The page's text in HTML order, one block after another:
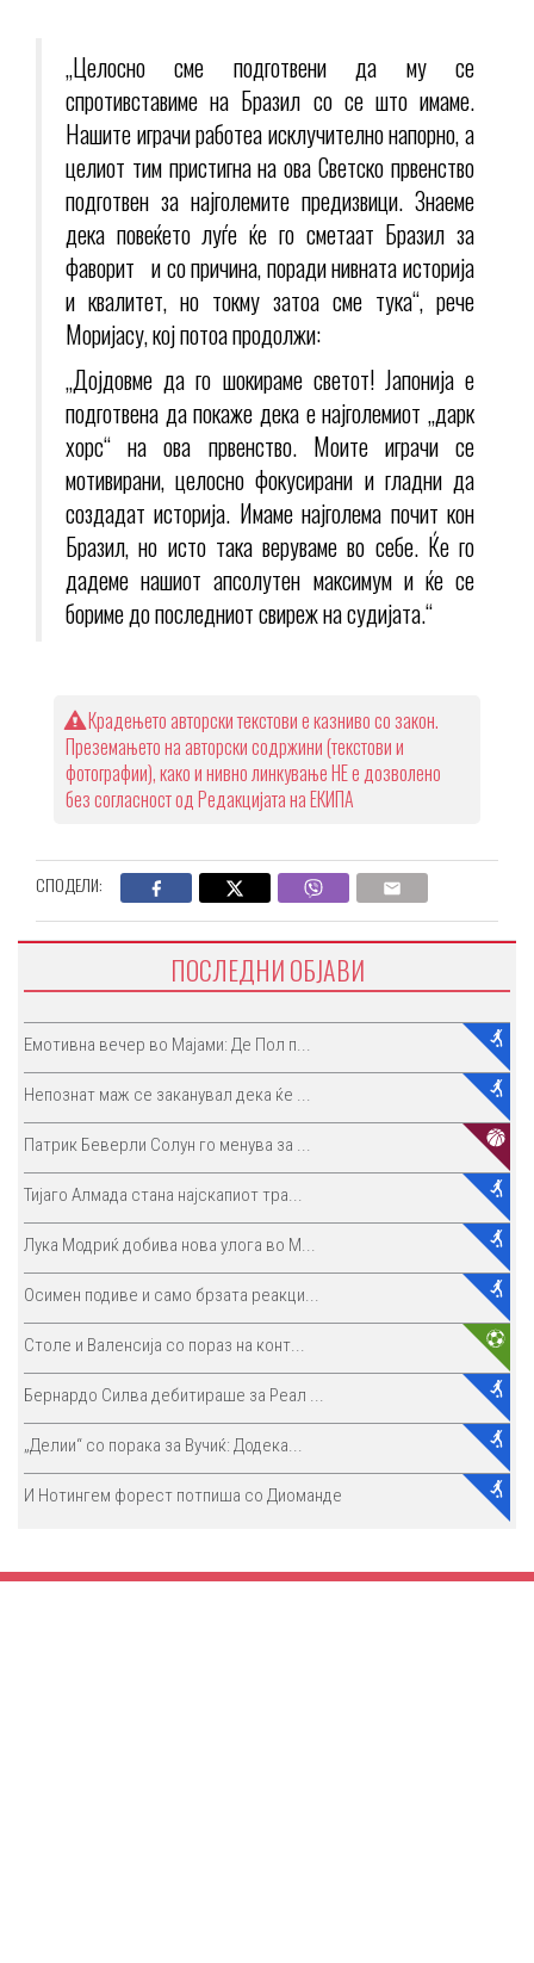
„Целосно сме подготвени да му се
спротивставиме на Бразил со се што имаме.
Нашите играчи работеа исклучително напорно, а
целиот тим пристигна на ова Светско првенство
подготвен за најголемите предизвици. Знаеме
дека повеќето луѓе ќе го сметаат Бразил за
фаворит и со причина, поради нивната историја
и квалитет, но токму затоа сме тука“, рече
Моријасу, кој потоа продолжи:
„Дојдовме да го шокираме светот! Јапонија е
подготвена да покаже дека е најголемиот „дарк
хорс“ на ова првенство. Моите играчи се
мотивирани, целосно фокусирани и гладни да
создадат историја. Имаме најголема почит кон
Бразил, но исто така веруваме во себе. Ќе го
дадеме нашиот апсолутен максимум и ќе се
бориме до последниот свиреж на судијата.“
Крадењето авторски текстови е казниво со закон.
Преземањето на авторски содржини (текстови и
фотографии), како и нивно линкување НЕ е дозволено
без согласност од Редакцијата на ЕКИПА
СПОДЕЛИ:
ПОСЛЕДНИ ОБЈАВИ
Емотивна вечер во Мајами: Де Пол п...
Непознат маж се заканувал дека ќе ...
Патрик Беверли Солун го менува за ...
Тијаго Алмада стана најскапиот тра...
Лука Модриќ добива нова улога во М...
Осимен подиве и само брзата реакци...
Столе и Валенсија со пораз на конт...
Бернардо Силва дебитираше за Реал ...
„Делии“ со порака за Вучиќ: Додека...
И Нотингем форест потпиша со Диоманде